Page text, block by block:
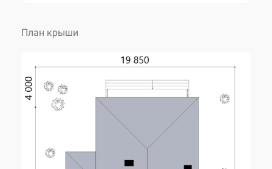
План крыши